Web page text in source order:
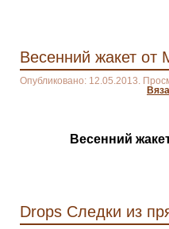
Весенний жакет от
Опубликовано: 12.05.2013.
Весенний
Drops Следки из